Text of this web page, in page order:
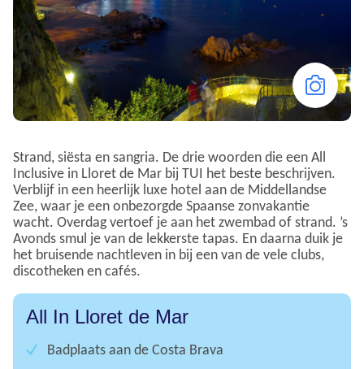
Strand, siësta en sangria. De drie woorden die een All
Inclusive in Lloret de Mar bij TUI het beste beschrijven.
Verblijf in een heerlijk luxe hotel aan de Middellandse
Zee, waar je een onbezorgde Spaanse zonvakantie
wacht. Overdag vertoef je aan het zwembad of strand. ’s
Avonds smul je van de lekkerste tapas. En daarna duik je
het bruisende nachtleven in bij een van de vele clubs,
discotheken en cafés.
All In Lloret de Mar
Badplaats aan de Costa Brava